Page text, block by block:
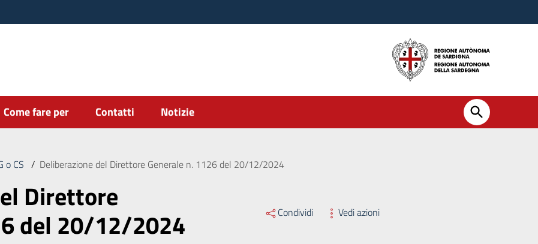
Come fare per Contatti Notizie
o CS / Deliberazione del Direttore Generale n. 1126 del 20/12/2024
Direttore
del 20/12/2024 Condividi Vedi azioni